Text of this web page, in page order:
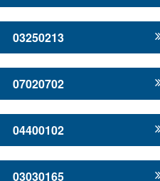
03250213
07020702
04400102
03030165